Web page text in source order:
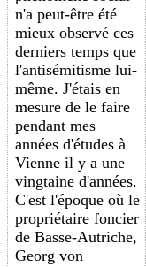
n'a peut-être été
mieux observé ces
derniers temps que
l'antisémitisme lui-
même. J'étais en
mesure de le faire
pendant mes
années d'études à
Vienne il y a une
vingtaine d'années.
C'est l'époque où le
propriétaire foncier
de Basse-Autriche,
Georg von